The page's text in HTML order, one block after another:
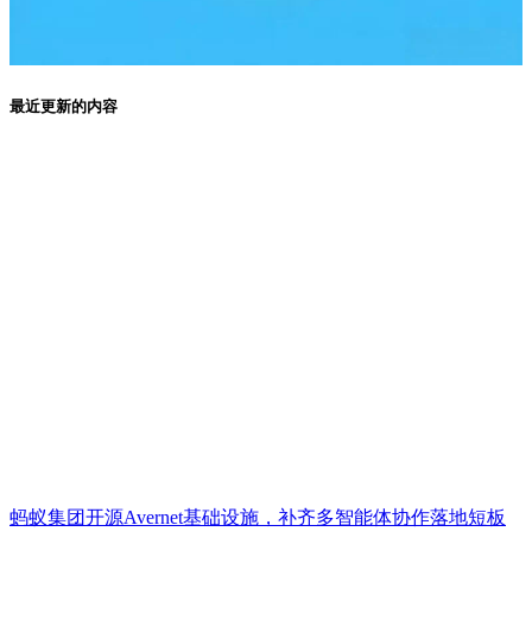
最近更新的内容
蚂蚁集团开源Avernet基础设施，补齐多智能体协作落地短板